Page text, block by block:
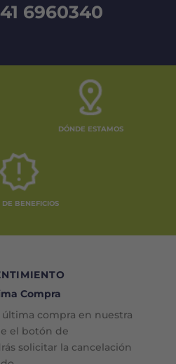
6960340
DÓNDE ESTAMOS
BENEFICIOS
Compra
última compra en nuestra
el botón de
solicitar la cancelación